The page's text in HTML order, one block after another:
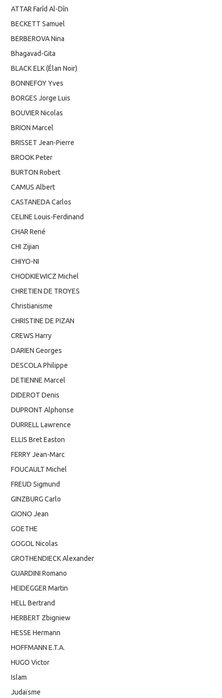
ATTAR Farîd Al-Dîn
BECKETT Samuel
BERBEROVA Nina
Bhagavad-Gita
BLACK ELK (Élan Noir)
BONNEFOY Yves
BORGES Jorge Luis
BOUVIER Nicolas
BRION Marcel
BRISSET Jean-Pierre
BROOK Peter
BURTON Robert
CAMUS Albert
CASTANEDA Carlos
CELINE Louis-Ferdinand
CHAR René
CHI Zijian
CHIYO-NI
CHODKIEWICZ Michel
CHRETIEN DE TROYES
Christianisme
CHRISTINE DE PIZAN
CREWS Harry
DARIEN Georges
DESCOLA Philippe
DETIENNE Marcel
DIDEROT Denis
DUPRONT Alphonse
DURRELL Lawrence
ELLIS Bret Easton
FERRY Jean-Marc
FOUCAULT Michel
FREUD Sigmund
GINZBURG Carlo
GIONO Jean
GOETHE
GOGOL Nicolas
GROTHENDIECK Alexander
GUARDINI Romano
HEIDEGGER Martin
HELL Bertrand
HERBERT Zbigniew
HESSE Hermann
HOFFMANN E.T.A.
HUGO Victor
Islam
Judaïsme